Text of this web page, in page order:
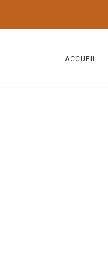
ACCUEIL